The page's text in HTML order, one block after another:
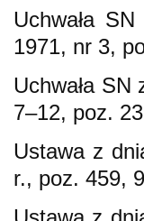
Uchwała
1971, nr 3,
Uchwała
7–12, poz.
Ustawa z
r., poz. 459,